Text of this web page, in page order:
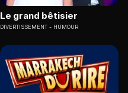
Le grand bêtisier
DIVERTISSEMENT HUMOUR